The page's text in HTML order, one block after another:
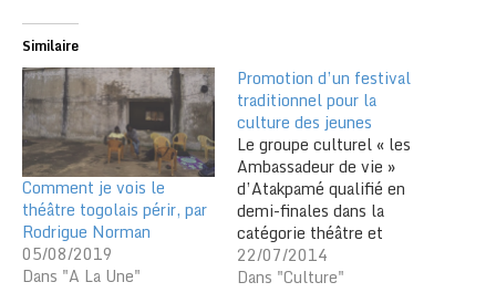
Similaire
Comment je vois le
théâtre togolais périr, par
Rodrigue Norman
05/08/2019
Dans "A La Une"
Promotion d’un festival
traditionnel pour la
culture des jeunes
Le groupe culturel « les
Ambassadeur de vie »
d’Atakpamé qualifié en
demi-finales dans la
catégorie théâtre et
danses modernes et ceux
Evala de Kara et «
22/07/2014
Dans "Culture"